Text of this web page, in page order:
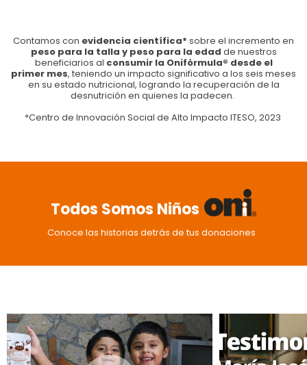
Contamos con evidencia científica* sobre el incremento en
peso para la talla y peso para la edad de nuestros
beneficiarios al consumir la Onifórmula® desde el
primer mes, teniendo un impacto significativo a los seis meses
en su estado nutricional, logrando la recuperación de la
desnutrición en quienes la padecen.
*Centro de Innovación Social de Alto Impacto ITESO, 2023
Todos Somos Niños
Conoce las historias detrás de tus donaciones